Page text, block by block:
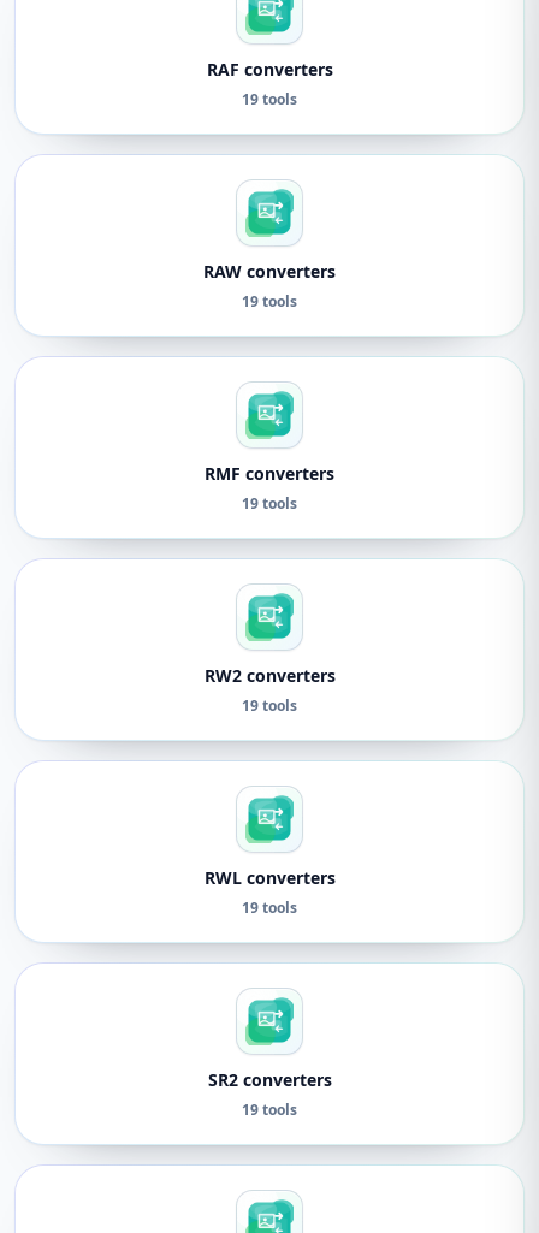
RAF converters
19 tools
RAW converters
19 tools
RMF converters
19 tools
RW2 converters
19 tools
RWL converters
19 tools
SR2 converters
19 tools